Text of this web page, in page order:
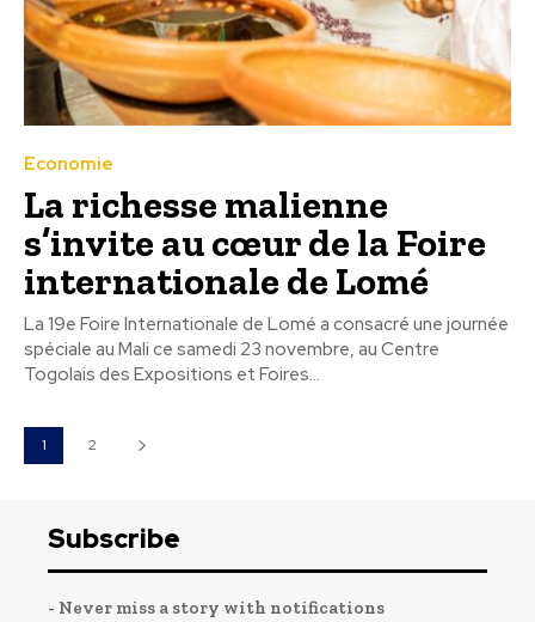
Economie
La richesse malienne
s’invite au cœur de la Foire
internationale de Lomé
La 19e Foire Internationale de Lomé a consacré une journée
spéciale au Mali ce samedi 23 novembre, au Centre
Togolais des Expositions et Foires...
1 2
Subscribe
- Never miss a story with notifications